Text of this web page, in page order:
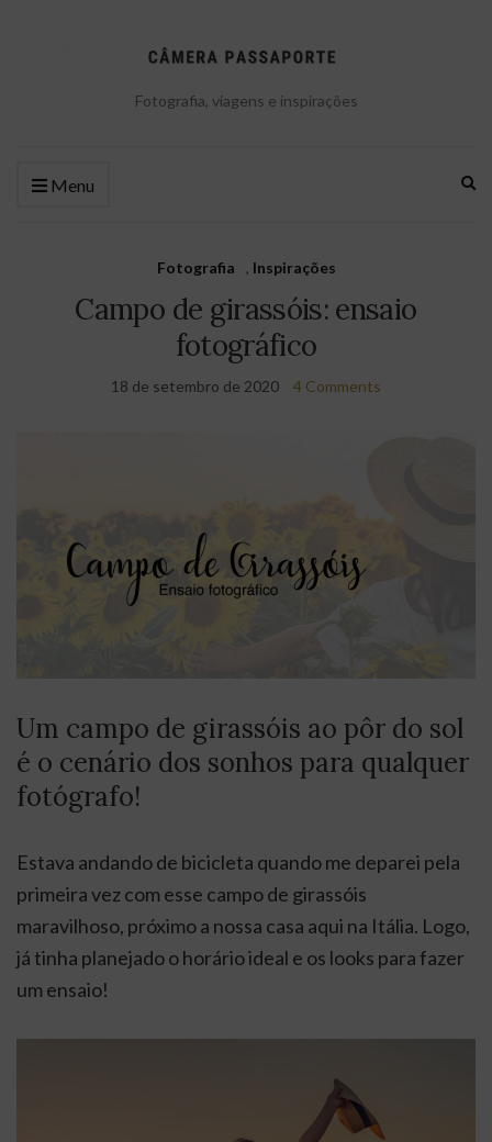
Fotografia, viagens e inspirações
Menu
Fotografia , Inspirações
Campo de girassóis: ensaio
fotográfico
18 de setembro de 2020 4 Comments
Um campo de girassóis ao pôr do sol
é o cenário dos sonhos para qualquer
fotógrafo!
Estava andando de bicicleta quando me deparei pela
primeira vez com esse campo de girassóis
maravilhoso, próximo a nossa casa aqui na Itália. Logo,
já tinha planejado o horário ideal e os looks para fazer
um ensaio!